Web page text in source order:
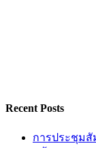
Recent Posts
การประชุม